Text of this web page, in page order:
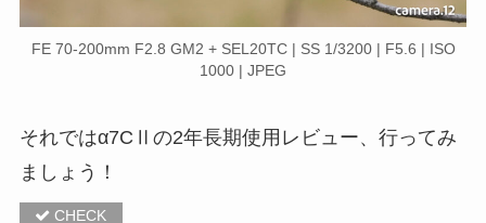
FE 70-200mm F2.8 GM2 + SEL20TC | SS 1/3200 | F5.6 | ISO
1000 | JPEG
それではα7CⅡの2年長期使用レビュー、行ってみ
ましょう！